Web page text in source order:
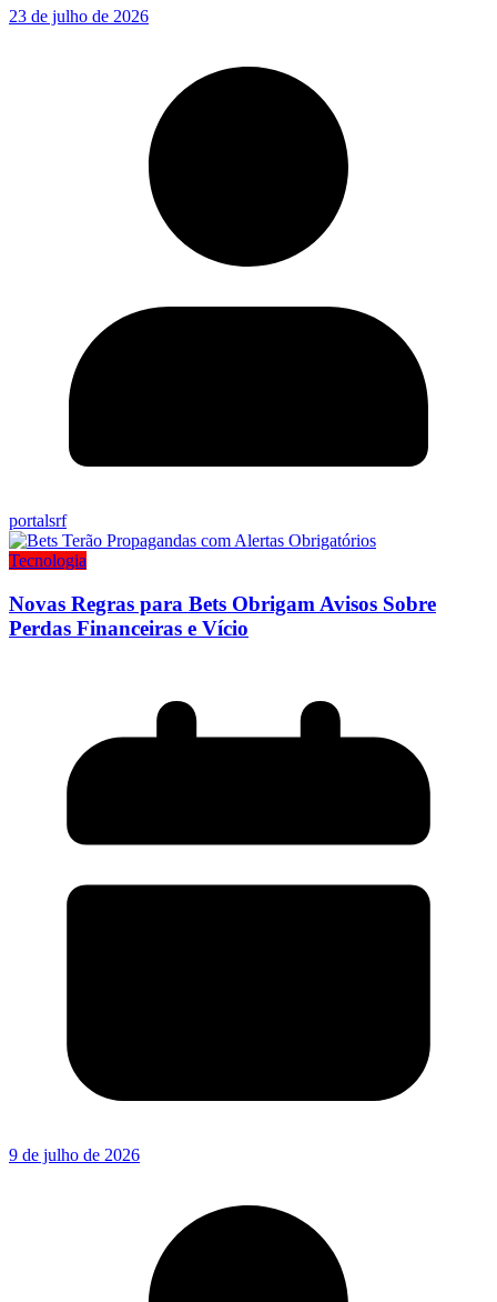
23 de julho de 2026
portalsrf
Tecnologia
Novas Regras para Bets Obrigam Avisos Sobre
Perdas Financeiras e Vício
9 de julho de 2026